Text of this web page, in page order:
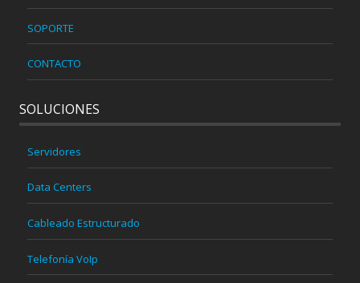
SOPORTE
CONTACTO
SOLUCIONES
Servidores
Data Centers
Cableado Estructurado
Telefonía VoIp